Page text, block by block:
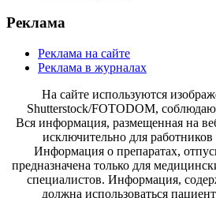
Реклама
Реклама на сайте
Реклама в журналах
На сайте используются
Shutterstock/FOTODOM,
Вся информация, размещенная на
исключительно для работников
Информация о препаратах,
предназначена только для
специалистов. Информация,
должна использоваться